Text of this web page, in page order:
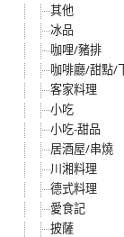
其他
冰品
咖哩/豬排
咖啡廳/甜點/
客家料理
小吃
小吃-甜品
居酒屋/串燒
川湘料理
德式料理
愛食記
披薩